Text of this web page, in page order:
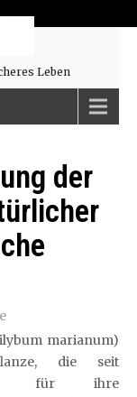
Leben
der
marianum)
die seit
für ihre